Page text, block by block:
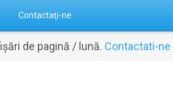
Contactaţi-ne
de pagină / lună. Contactati-ne